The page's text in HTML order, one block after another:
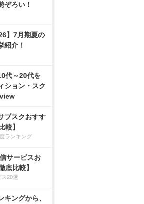
ぞろい！
】7月期夏の
紹介！
代～20代を
ション・スク
ブスクおすす
較】
ランキング
サービスお
底比較】
20選
キングから、